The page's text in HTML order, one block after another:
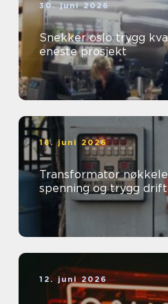
30. juni 2026
Snekker oslo trygg kvalitet i hvert
eneste prosjekt
18. juni 2026
Transformator nøkkelen til riktig
spenning og trygg drift
12. juni 2026